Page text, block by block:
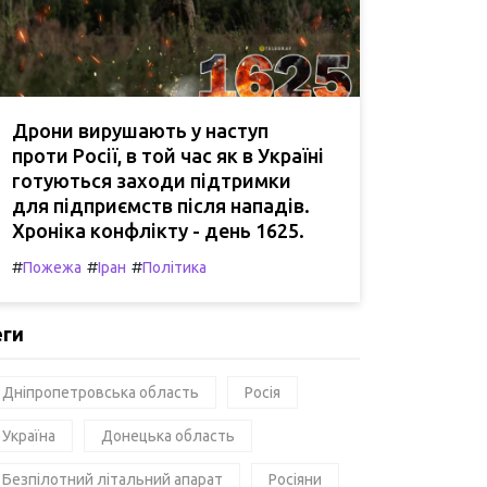
Дрони вирушають у наступ
проти Росії, в той час як в Україні
готуються заходи підтримки
для підприємств після нападів.
Хроніка конфлікту - день 1625.
#Пожежа #Іран #Політика
Дніпропетровська область Росія
Україна Донецька область
Безпілотний літальний апарат Росіяни